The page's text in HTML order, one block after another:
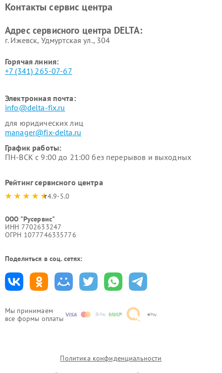
Мы принимаем
все формы оплаты
Контакты сервис центра
Адрес сервисного центра DELTA:
г. Ижевск, Удмуртская ул., 304
Горячая линия:
+7 (341) 265-07-67
Электронная почта:
info@delta-fix.ru
для юридических лиц
manager@fix-delta.ru
График работы:
ПН-ВСК с 9:00 до 21:00 без перерывов и выходных
Рейтинг сервисного центра
4.9-5.0
ООО "Русервис"
ИНН 7702633247
ОГРН 1077746335776
Поделиться в соц. сетях:
Политика конфиденциальности